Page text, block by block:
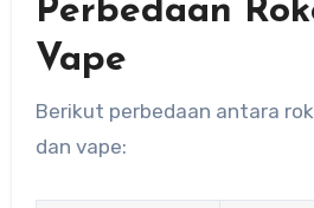
Perbedaan
Vape
Berikut perbedaan antara
dan vape: